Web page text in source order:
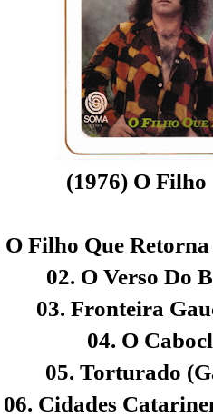
(1976) O
O Filho Que
02. O Verso Do
03. Fronteira
04. O
05. Torturado
06. Cidades